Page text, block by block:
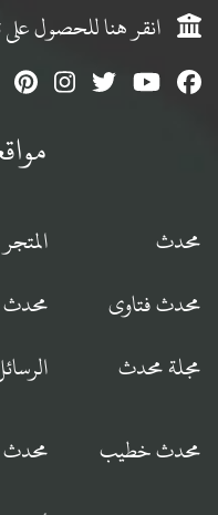
انقر هنا للحصول
محدث
محدث فتاوى
محدث
مجلة محدث
محدث خطيب